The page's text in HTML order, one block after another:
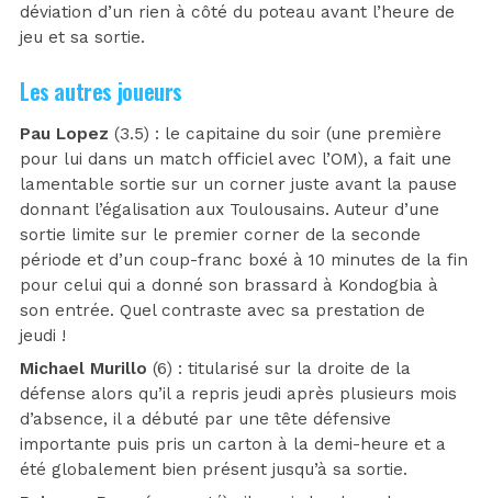
déviation d’un rien à côté du poteau avant l’heure de
jeu et sa sortie.
Les autres joueurs
Pau Lopez (3.5) : le capitaine du soir (une première
pour lui dans un match officiel avec l’OM), a fait une
lamentable sortie sur un corner juste avant la pause
donnant l’égalisation aux Toulousains. Auteur d’une
sortie limite sur le premier corner de la seconde
période et d’un coup-franc boxé à 10 minutes de la fin
pour celui qui a donné son brassard à Kondogbia à
son entrée. Quel contraste avec sa prestation de
jeudi !
Michael Murillo (6) : titularisé sur la droite de la
défense alors qu’il a repris jeudi après plusieurs mois
d’absence, il a débuté par une tête défensive
importante puis pris un carton à la demi-heure et a
été globalement bien présent jusqu’à sa sortie.